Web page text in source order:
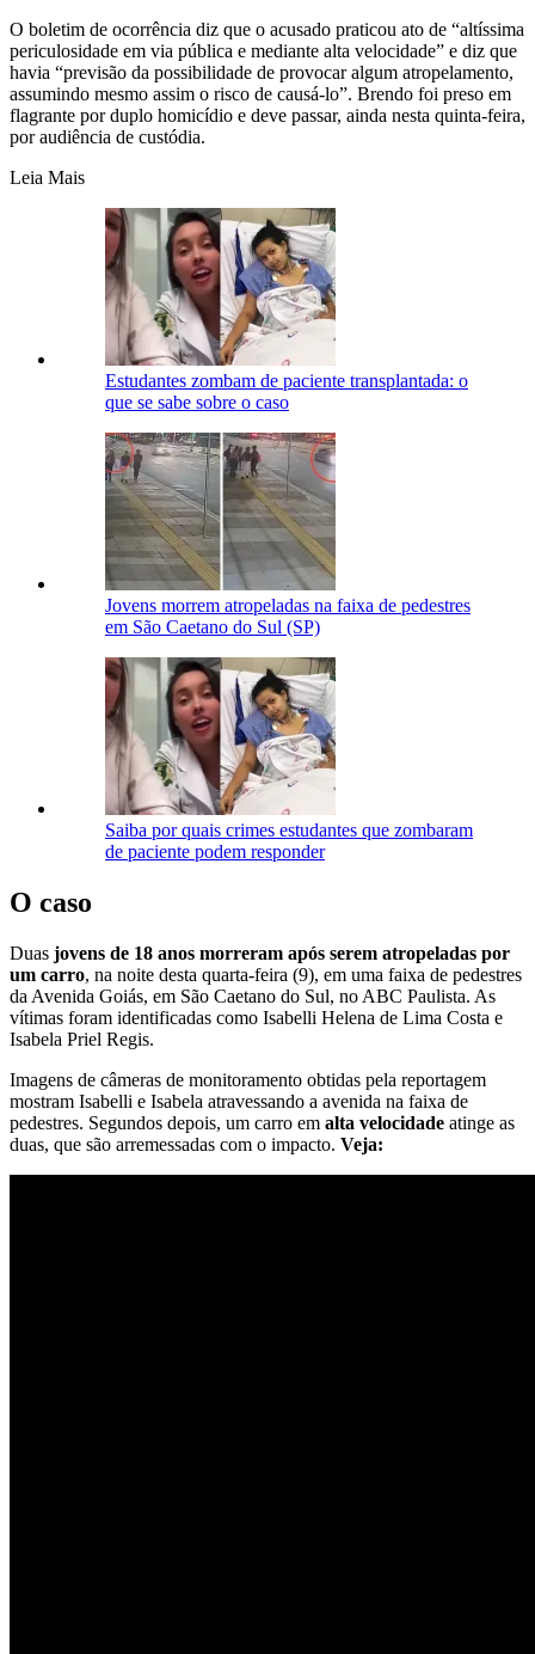
O boletim de ocorrência diz que o acusado praticou ato de “altíssima
periculosidade em via pública e mediante alta velocidade” e diz que
havia “previsão da possibilidade de provocar algum atropelamento,
assumindo mesmo assim o risco de causá-lo”. Brendo foi preso em
flagrante por duplo homicídio e deve passar, ainda nesta quinta-feira,
por audiência de custódia.
Leia Mais
Estudantes zombam de paciente transplantada: o
que se sabe sobre o caso
Jovens morrem atropeladas na faixa de pedestres
em São Caetano do Sul (SP)
Saiba por quais crimes estudantes que zombaram
de paciente podem responder
O caso
Duas jovens de 18 anos morreram após serem atropeladas por
um carro, na noite desta quarta-feira (9), em uma faixa de pedestres
da Avenida Goiás, em São Caetano do Sul, no ABC Paulista. As
vítimas foram identificadas como Isabelli Helena de Lima Costa e
Isabela Priel Regis.
Imagens de câmeras de monitoramento obtidas pela reportagem
mostram Isabelli e Isabela atravessando a avenida na faixa de
pedestres. Segundos depois, um carro em alta velocidade atinge as
duas, que são arremessadas com o impacto. Veja: